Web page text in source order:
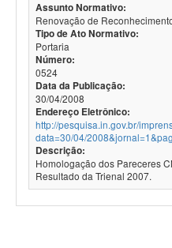
Assunto Normativo:
Renovação de
Tipo de Ato Normativo:
Portaria
Número:
0524
Data da Publicação:
30/04/2008
Endereço Eletrônico:
http://pesquisa.in.gov.br/
data=30/04/
Descrição:
Homologação dos Pareceres
Resultado da Trienal 2007.